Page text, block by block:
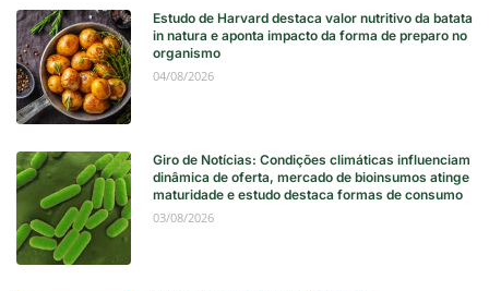
Estudo de Harvard destaca valor nutritivo da batata
in natura e aponta impacto da forma de preparo no
organismo
04/08/2026
Giro de Notícias: Condições climáticas influenciam
dinâmica de oferta, mercado de bioinsumos atinge
maturidade e estudo destaca formas de consumo
03/08/2026